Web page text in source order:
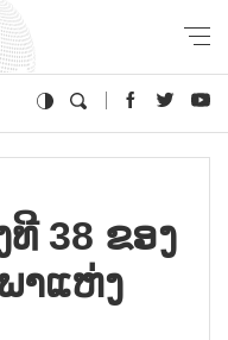
38 ຂອງ​
າ​ແຫ່ງ​